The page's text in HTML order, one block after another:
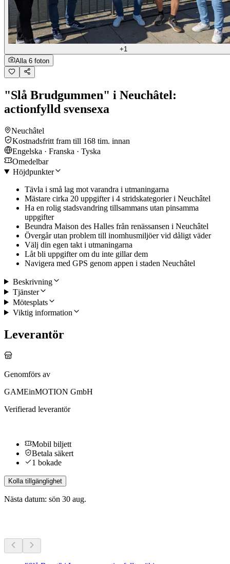
+1
Alla 6 foton
"Slå Brudgummen" i Neuchâtel:
actionfylld svensexa
Neuchâtel
Kostnadsfritt fram till 168 tim. innan
Engelska · Franska · Tyska
Omedelbar
Höjdpunkter
Tävla i små lag mot varandra i utmaningarna
Mästare cirka 20 uppgifter i 4 stridskategorier i Neuchâtel
Ha en rolig stadsvandring tillsammans utan pinsamma
uppgifter
Beundra Maison des Halles från renässansen i Neuchâtel
Övergår utan problem till inomhusmiljöer vid dåligt väder
Välj din egen takt i utmaningarna
Låt bli uppgifter om du inte gillar dem
Navigera med GPS genom appen i staden Neuchâtel
Beskrivning
Tjänster
Mötesplats
Viktig information
Leverantör
Genomförs av
GAMEinMOTION GmbH
Verifierad leverantör
Mobil biljett
Betala säkert
1 bokade
Kolla tillgänglighet
Nästa datum: sön 30 aug.